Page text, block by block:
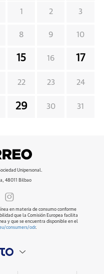
1 2 3
8 9 10
15 16 17
22 23 24
29 30 31
Unipersonal.
48011 Bilbao
en materia de consumo conforme
que la Comisión Europea facilita
y que se encuentra disponible en el
consumers/odr.